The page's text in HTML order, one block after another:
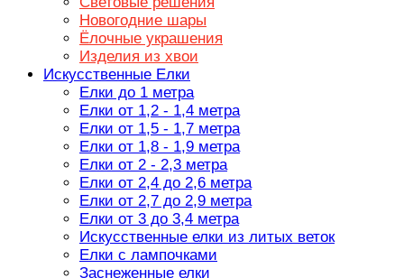
Новогодние шары
Ёлочные украшения
Изделия из хвои
Искусственные Елки
Елки до 1 метра
Елки от 1,2 - 1,4 метра
Елки от 1,5 - 1,7 метра
Елки от 1,8 - 1,9 метра
Елки от 2 - 2,3 метра
Елки от 2,4 до 2,6 метра
Елки от 2,7 до 2,9 метра
Елки от 3 до 3,4 метра
Искусственные елки из литых веток
Елки с лампочками
Заснеженные елки